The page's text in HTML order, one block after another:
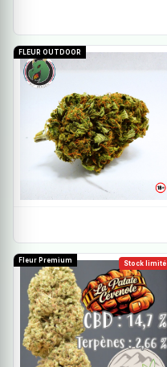
FLEUR OUTDOOR
Stock limité
Fleur Premium